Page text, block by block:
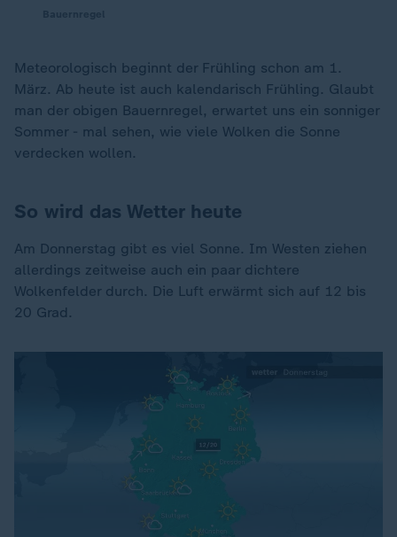
Meteorologisch beginnt der Frühling schon am 1.
März. Ab heute ist auch kalendarisch Frühling. Glaubt
man der obigen Bauernregel, erwartet uns ein sonniger
Sommer - mal sehen, wie viele Wolken die Sonne
verdecken wollen.
So wird das Wetter heute
Am Donnerstag gibt es viel Sonne. Im Westen ziehen
allerdings zeitweise auch ein paar dichtere
Wolkenfelder durch. Die Luft erwärmt sich auf 12 bis
20 Grad.